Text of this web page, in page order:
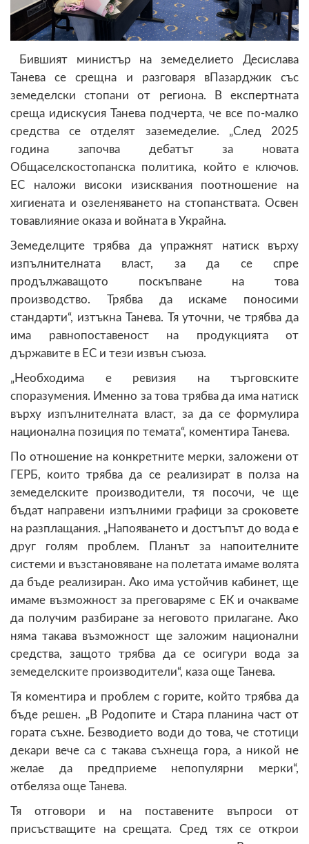
Бившият министър на земеделието Десислава
Танева се срещна и разговаря вПазарджик със
земеделски стопани от региона. В експертната
среща идискусия Танева подчерта, че все по-малко
средства се отделят заземеделие. „След 2025
година започва дебатът за новата
Общаселскостопанска политика, който е ключов.
ЕС наложи високи изисквания поотношение на
хигиената и озеленяването на стопанствата. Освен
товавлияние оказа и войната в Украйна.
Земеделците трябва да упражнят натиск върху
изпълнителната власт, за да се спре
продължаващото поскъпване на това
производство. Трябва да искаме поносими
стандарти“, изтъкна Танева. Тя уточни, че трябва да
има равнопоставеност на продукцията от
държавите в ЕС и тези извън съюза.
„Необходима е ревизия на търговските
споразумения. Именно за това трябва да има натиск
върху изпълнителната власт, за да се формулира
национална позиция по темата“, коментира Танева.
По отношение на конкретните мерки, заложени от
ГЕРБ, които трябва да се реализират в полза на
земеделските производители, тя посочи, че ще
бъдат направени изпълними графици за сроковете
на разплащания. „Напояването и достъпът до вода е
друг голям проблем. Планът за напоителните
системи и възстановяване на полетата имаме волята
да бъде реализиран. Ако има устойчив кабинет, ще
имаме възможност за преговаряме с ЕК и очакваме
да получим разбиране за неговото прилагане. Ако
няма такава възможност ще заложим национални
средства, защото трябва да се осигури вода за
земеделските производители“, каза още Танева.
Тя коментира и проблем с горите, който трябва да
бъде решен. „В Родопите и Стара планина част от
гората съхне. Безводието води до това, че стотици
декари вече са с такава съхнеща гора, а никой не
желае да предприеме непопулярни мерки“,
отбеляза още Танева.
Тя отговори и на поставените въпроси от
присъстващите на срещата. Сред тях се открои